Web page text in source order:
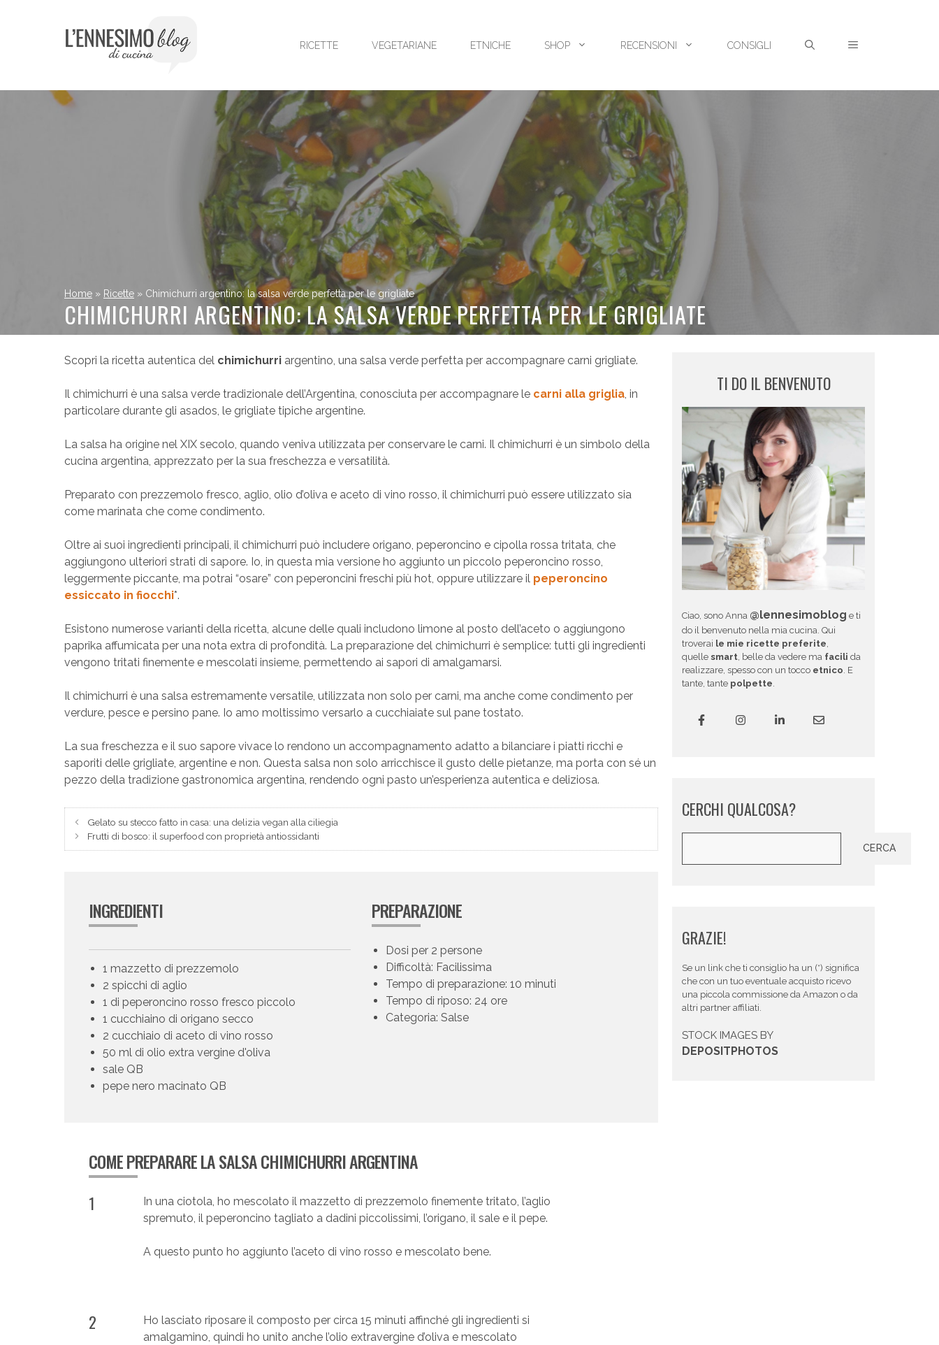
RICETTE VEGETARIANE ETNICHE SHOP RECENSIONI CONSIGLI
Home » Ricette » Chimichurri argentino: la salsa verde perfetta per le grigliate
CHIMICHURRI ARGENTINO: LA SALSA VERDE PERFETTA PER LE GRIGLIATE
Scopri la ricetta autentica del chimichurri argentino, una salsa verde perfetta per accompagnare carni grigliate.
Il chimichurri è una salsa verde tradizionale dell’Argentina, conosciuta per accompagnare le carni alla griglia, in
particolare durante gli asados, le grigliate tipiche argentine.
La salsa ha origine nel XIX secolo, quando veniva utilizzata per conservare le carni. Il chimichurri è un simbolo della
cucina argentina, apprezzato per la sua freschezza e versatilità.
Preparato con prezzemolo fresco, aglio, olio d’oliva e aceto di vino rosso, il chimichurri può essere utilizzato sia
come marinata che come condimento.
Oltre ai suoi ingredienti principali, il chimichurri può includere origano, peperoncino e cipolla rossa tritata, che
aggiungono ulteriori strati di sapore. Io, in questa mia versione ho aggiunto un piccolo peperoncino rosso,
leggermente piccante, ma potrai “osare” con peperoncini freschi più hot, oppure utilizzare il peperoncino
essiccato in fiocchi*.
Esistono numerose varianti della ricetta, alcune delle quali includono limone al posto dell’aceto o aggiungono
paprika affumicata per una nota extra di profondità. La preparazione del chimichurri è semplice: tutti gli ingredienti
vengono tritati finemente e mescolati insieme, permettendo ai sapori di amalgamarsi.
Il chimichurri è una salsa estremamente versatile, utilizzata non solo per carni, ma anche come condimento per
verdure, pesce e persino pane. Io amo moltissimo versarlo a cucchiaiate sul pane tostato.
La sua freschezza e il suo sapore vivace lo rendono un accompagnamento adatto a bilanciare i piatti ricchi e
saporiti delle grigliate, argentine e non. Questa salsa non solo arricchisce il gusto delle pietanze, ma porta con sé un
pezzo della tradizione gastronomica argentina, rendendo ogni pasto un’esperienza autentica e deliziosa.
Gelato su stecco fatto in casa: una delizia vegan alla ciliegia
Frutti di bosco: il superfood con proprietà antiossidanti
INGREDIENTI
1 mazzetto di prezzemolo
2 spicchi di aglio
1 di peperoncino rosso fresco piccolo
1 cucchiaino di origano secco
2 cucchiaio di aceto di vino rosso
50 ml di olio extra vergine d'oliva
sale QB
pepe nero macinato QB
PREPARAZIONE
Dosi per 2 persone
Difficoltà: Facilissima
Tempo di preparazione: 10 minuti
Tempo di riposo: 24 ore
Categoria: Salse
COME PREPARARE LA SALSA CHIMICHURRI ARGENTINA
1
In una ciotola, ho mescolato il mazzetto di prezzemolo finemente tritato, l’aglio
spremuto, il peperoncino tagliato a dadini piccolissimi, l’origano, il sale e il pepe.
A questo punto ho aggiunto l’aceto di vino rosso e mescolato bene.
2
Ho lasciato riposare il composto per circa 15 minuti affinché gli ingredienti si
amalgamino, quindi ho unito anche l’olio extravergine d’oliva e mescolato
TI DO IL BENVENUTO
Ciao, sono Anna @lennesimoblog e ti
do il benvenuto nella mia cucina. Qui
troverai le mie ricette preferite,
quelle smart, belle da vedere ma facili da
realizzare, spesso con un tocco etnico. E
tante, tante polpette.
CERCHI QUALCOSA?
CERCA
GRAZIE!
Se un link che ti consiglio ha un (*) significa
che con un tuo eventuale acquisto ricevo
una piccola commissione da Amazon o da
altri partner affiliati.
STOCK IMAGES BY
DEPOSITPHOTOS